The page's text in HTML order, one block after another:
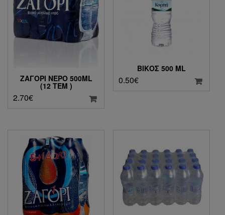
ΖΑΓΌΡΙ ΝΕΡΌ 500ML
(12 ΤΕΜ )
2.70€
ΒΙΚΟΣ 500 ML
0.50€